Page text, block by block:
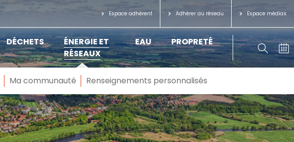
Espace adhérent Adhérer au réseau Espace médias
DÉCHETS
ÉNERGIE ET
RÉSEAUX
Ma communauté Renseignements personnalisés
EAU PROPRETÉ